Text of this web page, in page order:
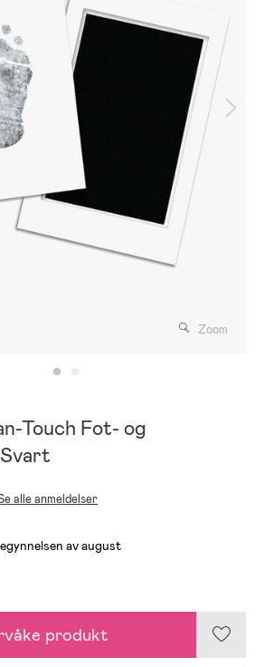
Zoom
Touch Fot- og
alle anmeldelser
av august
produkt